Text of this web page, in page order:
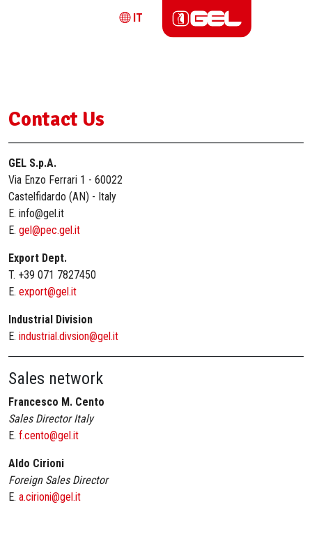
IT
Contact Us
GEL S.p.A.
Via Enzo Ferrari 1 - 60022
Castelfidardo (AN) - Italy
E. info@gel.it
E. gel@pec.gel.it
Export Dept.
T. +39 071 7827450
E. export@gel.it
Industrial Division
E. industrial.divsion@gel.it
Sales network
Francesco M. Cento
Sales Director Italy
E. f.cento@gel.it
Aldo Cirioni
Foreign Sales Director
E. a.cirioni@gel.it